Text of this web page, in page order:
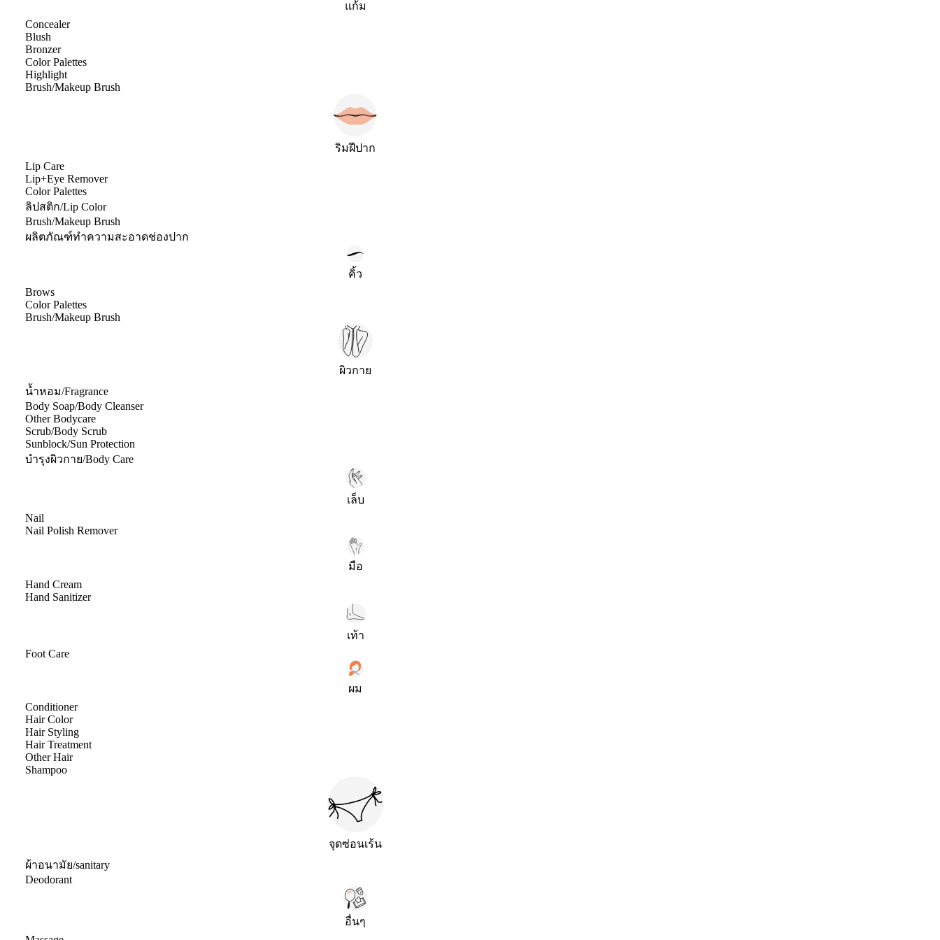
แก้ม
Concealer
Blush
Bronzer
Color Palettes
Highlight
Brush/Makeup Brush
ริมฝีปาก
Lip Care
Lip+Eye Remover
Color Palettes
ลิปสติก/Lip Color
Brush/Makeup Brush
ผลิตภัณฑ์ทำความสะอาดช่องปาก
คิ้ว
Brows
Color Palettes
Brush/Makeup Brush
ผิวกาย
น้ำหอม/Fragrance
Body Soap/Body Cleanser
Other Bodycare
Scrub/Body Scrub
Sunblock/Sun Protection
บำรุงผิวกาย/Body Care
เล็บ
Nail
Nail Polish Remover
มือ
Hand Cream
Hand Sanitizer
เท้า
Foot Care
ผม
Conditioner
Hair Color
Hair Styling
Hair Treatment
Other Hair
Shampoo
จุดซ่อนเร้น
ผ้าอนามัย/sanitary
Deodorant
อื่นๆ